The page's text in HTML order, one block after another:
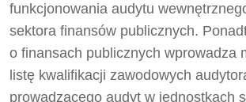
funkcjonowania audytu
sektora finansów publicznych.
o finansach publicznych wprowadza
listę kwalifikacji zawodowych
prowadzącego audyt w jednostkach